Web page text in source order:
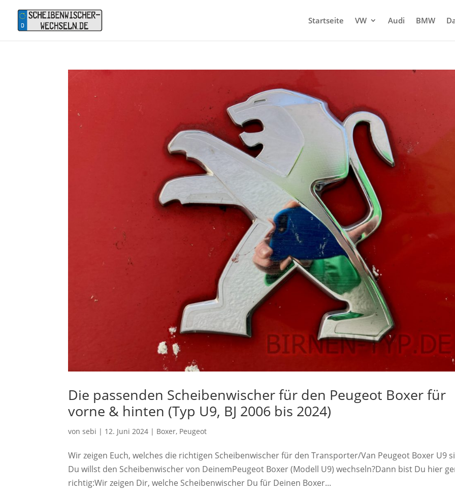
Startseite VW Audi BMW
Die passenden Scheibenwischer für den Peugeot Boxer für
vorne & hinten (Typ U9, BJ 2006 bis 2024)
vonsebi | 12. Juni 2024 | Boxer, Peugeot
Wir zeigen Euch, welches die richtigen Scheibenwischer für den Transporter/Van Peugeot Boxer U9
Du willst den Scheibenwischer von DeinemPeugeot Boxer (Modell U9) wechseln?Dann bist Du hier
richtig:Wir zeigen Dir, welche Scheibenwischer Du für Deinen Boxer...